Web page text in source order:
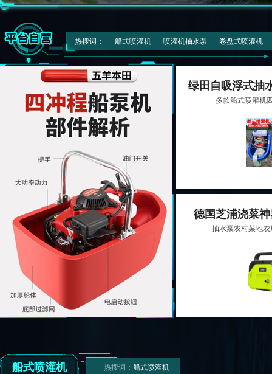
热搜词： 船式喷灌机 喷灌机抽水泵 卷盘式喷灌机
绿田自吸浮式抽
多款船式喷灌机
德国芝浦浇菜
抽水泵农村菜地
船式喷灌机 热搜词： 船式喷灌机